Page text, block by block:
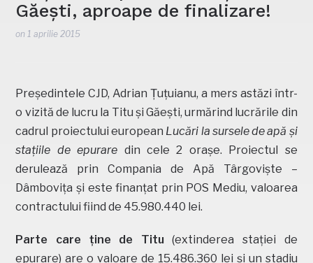
Găești, aproape de finalizare!
on 1 aprilie 2015
Președintele CJD, Adrian Țuțuianu, a mers astăzi într-
o vizită de lucru la Titu și Găești, urmărind lucrările din
cadrul proiectului european Lucări la sursele de apă și
stațiile de epurare din cele 2 orașe. Proiectul se
derulează prin Compania de Apă Târgoviște –
Dâmbovița și este finanțat prin POS Mediu, valoarea
contractului fiind de 45.980.440 lei.
Parte care ține de Titu (extinderea stației de
epurare) are o valoare de 15.486.360 lei și un stadiu